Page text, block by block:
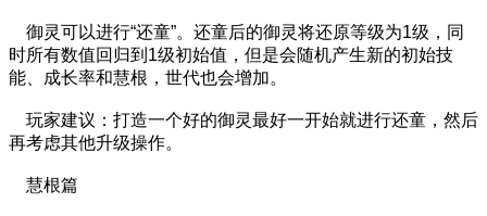
御灵可以进行“还童”。还童后的御灵将还原等级为1级，同
时所有数值回归到1级初始值，但是会随机产生新的初始技
能、成长率和慧根，世代也会增加。
玩家建议：打造一个好的御灵最好一开始就进行还童，然后
再考虑其他升级操作。
慧根篇